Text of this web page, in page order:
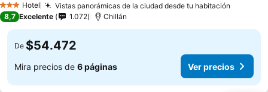
3 Estrellas
Hotel Vistas panorámicas de la ciudad desde tu habitación
8,7 Excelente 1.072 Chillán
De $54.472
Mira precios de 6 páginas Ver precios